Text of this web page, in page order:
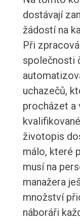
dostávají
žádostí na
Při
společnosti
uchazečů,
procházet a
životopis
málo, které
musí na
manažera
množství
náboráři